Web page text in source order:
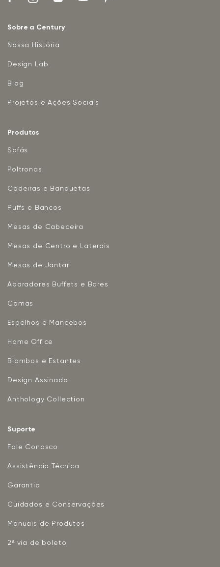
Sobre a Century
Nossa História
Design Lab
Blog
Projetos e Ações Sociais
Produtos
Sofás
Poltronas
Cadeiras e Banquetas
Puffs e Bancos
Mesas de Cabeceira
Mesas de Centro e Laterais
Mesas de Jantar
Aparadores Buffets e Bares
Camas
Espelhos e Mancebos
Home Office
Biombos e Estantes
Design Assinado
Anthology Collection
Suporte
Fale Conosco
Assistência Técnica
Garantia
Cuidados e Conservações
Manuais de Produtos
2ª via de boleto